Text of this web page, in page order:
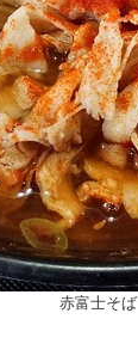
赤富士そば